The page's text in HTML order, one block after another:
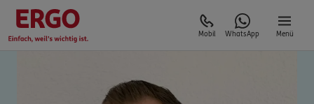
Mobil WhatsApp Menü